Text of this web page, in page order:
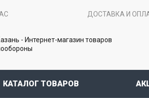
ДОСТАВКА И
КАТАЛОГ ТОВАРОВ